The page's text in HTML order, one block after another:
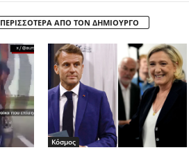
ΠΕΡΙΣΣΟΤΕΡΑ ΑΠΟ ΤΟΝ ΔΗΜΙΟΥΡΓΟ
Κόσμος